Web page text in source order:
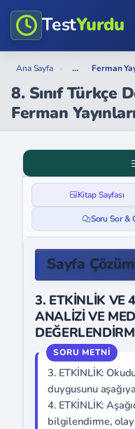
TestYurdu
Ana Sayfa › ... › Ferman
8. Sınıf Türkçe
Ferman
Kitap Sayfası
Soru Sor &
Sayfa
3. ETKİNLİK VE
ANALİZİ VE
3. ETKİNLİK:
duygusunu aşağıya
4. ETKİNLİK:
bilgilendirme,